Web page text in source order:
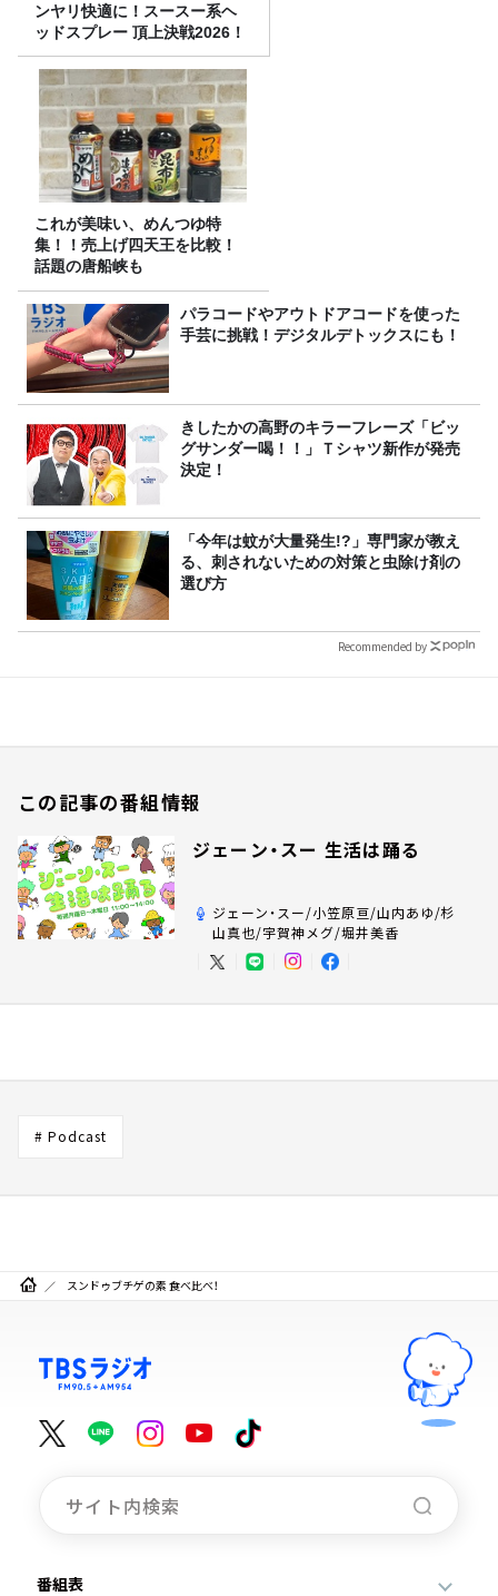
ンヤリ快適に！スースー系ヘ
ッドスプレー 頂上決戦2026！
これが美味い、めんつゆ特
集！！売上げ四天王を比較！
話題の唐船峡も
パラコードやアウトドアコードを使った
手芸に挑戦！デジタルデトックスにも！
きしたかの高野のキラーフレーズ「ビッ
グサンダー喝！！」Ｔシャツ新作が発売
決定！
「今年は蚊が大量発生!?」専門家が教え
る、刺されないための対策と虫除け剤の
選び方
Recommended by
この記事の番組情報
ジェーン・スー 生活は踊る
ジェーン・スー/小笠原亘/山内あゆ/杉
山真也/宇賀神メグ/堀井美香
# Podcast
スンドゥブチゲの素 食べ比べ！
番組表